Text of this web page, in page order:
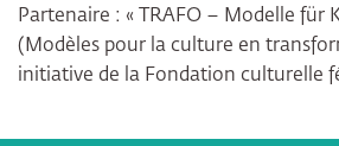
Partenaire : « TRAFO – Modelle für
(Modèles pour la culture en
initiative de la Fondation culturelle